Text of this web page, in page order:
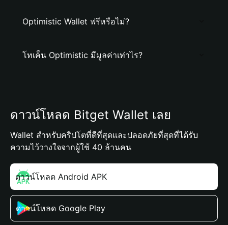
Optimistic Wallet ฟรีหรือไม่?
โทเค็น Optimistic มีมูลค่าเท่าไร?
ดาวน์โหลด Bitget Wallet เลย
Wallet สำหรับคริปโตที่ดีที่สุดและปลอดภัยที่สุดที่ได้รับ
ความไว้วางใจจากผู้ใช้ 40 ล้านคน
ดาวน์โหลด Android APK
ดาวน์โหลด Google Play